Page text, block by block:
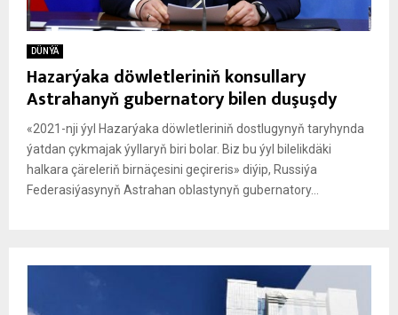
DÜNÝÄ
Hazarýaka döwletleriniň konsullary
Astrahanyň gubernatory bilen duşuşdy
«2021-nji ýyl Hazarýaka döwletleriniň dostlugynyň taryhynda
ýatdan çykmajak ýyllaryň biri bolar. Biz bu ýyl bilelikdäki
halkara çäreleriň birnäçesini geçireris» diýip, Russiýa
Federasiýasynyň Astrahan oblastynyň gubernatory...